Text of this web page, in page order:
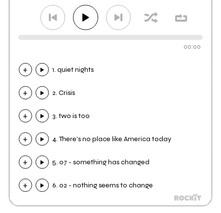
00:00
1. quiet nights
2. Crisis
3. two is too
4. There's no place like America today
5. 07 - something has changed
6. 02 - nothing seems to change